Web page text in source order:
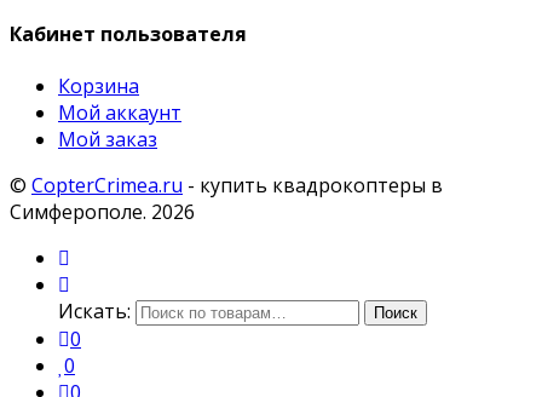
Кабинет пользователя
Корзина
Мой аккаунт
Мой заказ
© CopterCrimea.ru - купить квадрокоптеры в
Симферополе. 2026
Искать:
Поиск
0
0